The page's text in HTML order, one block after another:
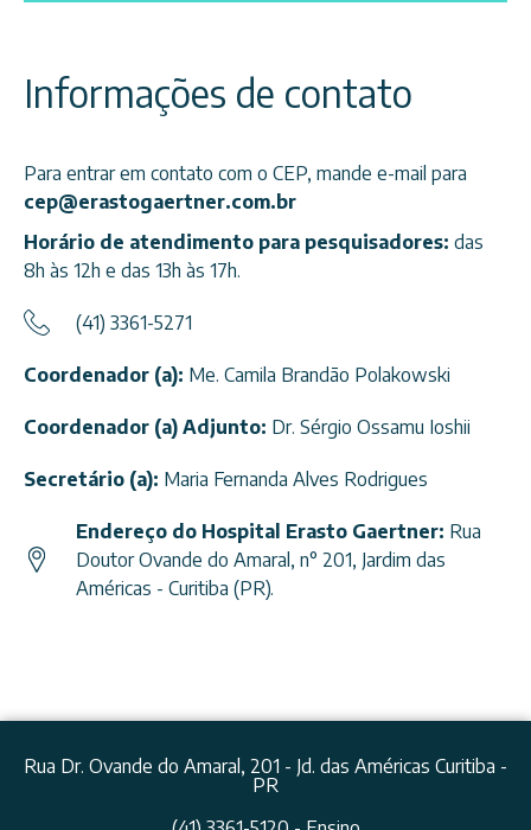
Informações de contato
Para entrar em contato com o CEP, mande e-mail para
cep@erastogaertner.com.br
Horário de atendimento para pesquisadores: das
8h às 12h e das 13h às 17h.
(41) 3361-5271
Coordenador (a): Me. Camila Brandão Polakowski
Coordenador (a) Adjunto: Dr. Sérgio Ossamu Ioshii
Secretário (a): Maria Fernanda Alves Rodrigues
Endereço do Hospital Erasto Gaertner: Rua
Doutor Ovande do Amaral, n° 201, Jardim das
Américas - Curitiba (PR).
Rua Dr. Ovande do Amaral, 201 - Jd. das Américas Curitiba -
PR